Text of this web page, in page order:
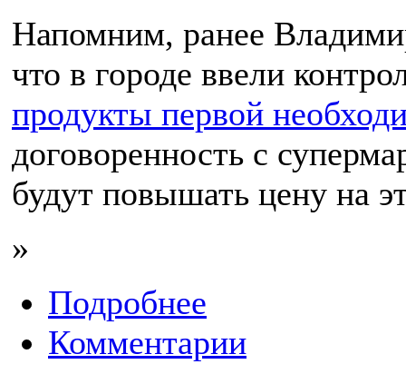
Напомним, ранее
что в городе ввели
продукты первой
договоренность с
будут повышать цену на
»
Подробнее
Комментарии